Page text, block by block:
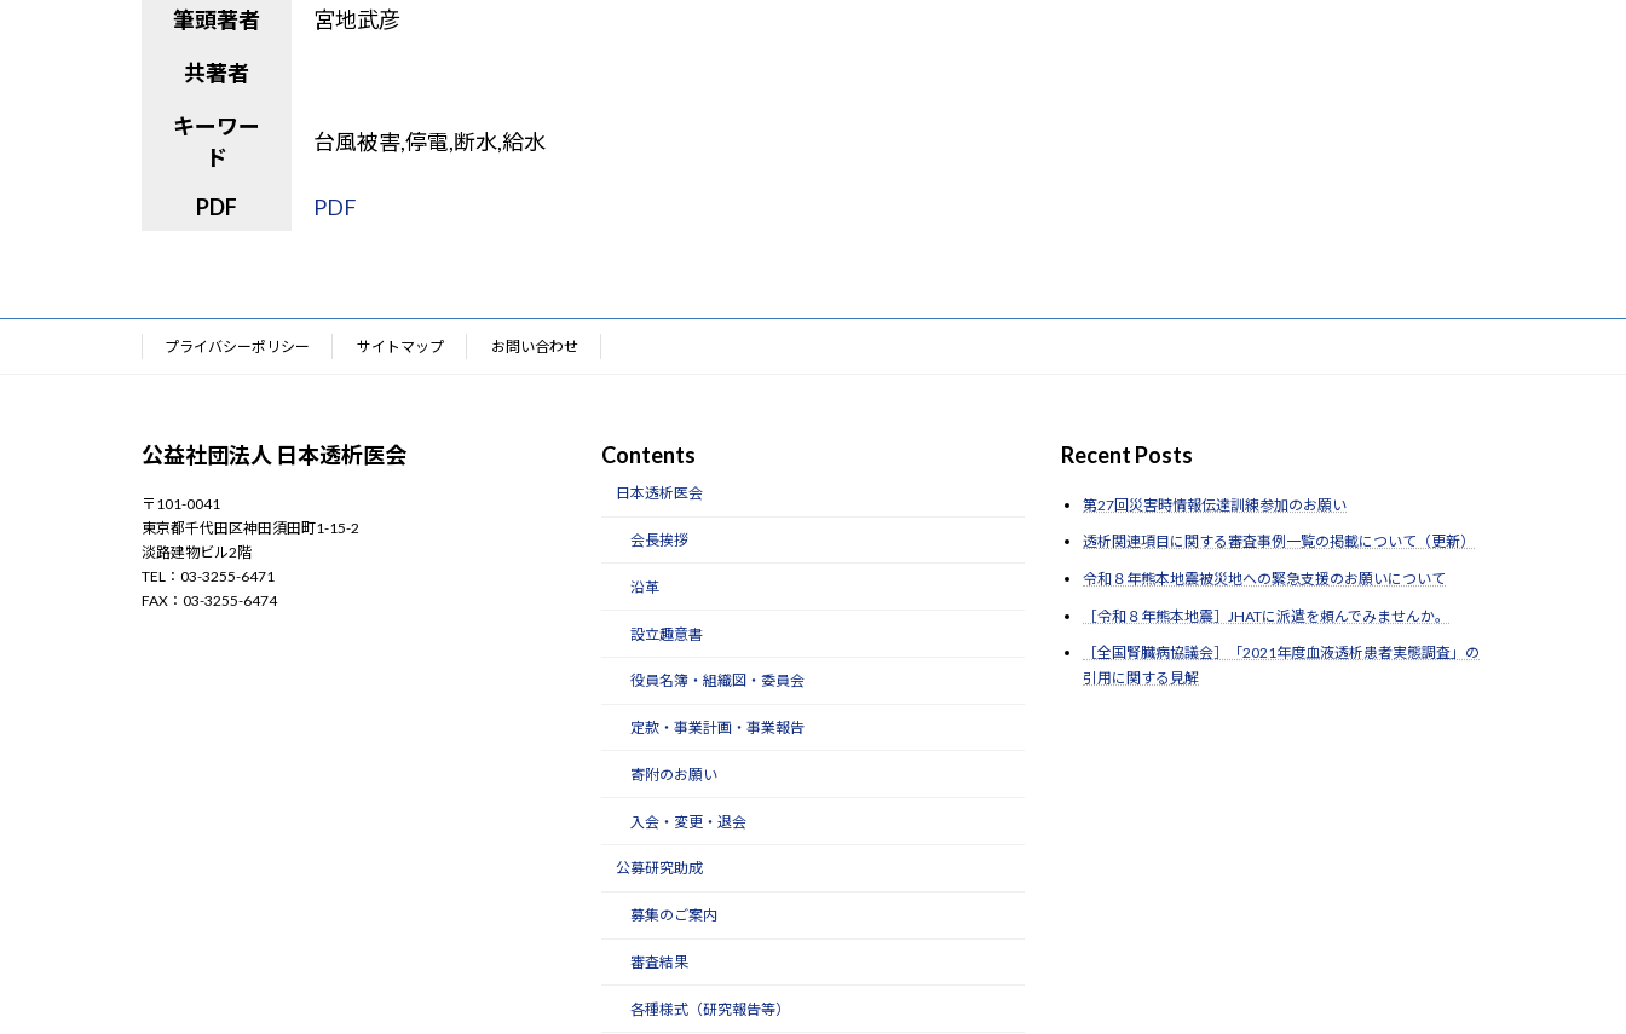
筆頭著者
宮地武彦
共著者
キーワー
ド
台風被害,停電,断水,給水
PDF PDF
プライバシーポリシー サイトマップ お問い合わせ
公益社団法人 日本透析医会
〒101-0041
東京都千代田区神田須田町1-15-2
淡路建物ビル2階
TEL：03-3255-6471
FAX：03-3255-6474
Contents
日本透析医会
会長挨拶
沿革
設立趣意書
役員名簿・組織図・委員会
定款・事業計画・事業報告
寄附のお願い
入会・変更・退会
公募研究助成
募集のご案内
審査結果
各種様式（研究報告等）
Recent Posts
第27回災害時情報伝達訓練参加のお願い
透析関連項目に関する審査事例一覧の掲載について（更新）
令和８年熊本地震被災地への緊急支援のお願いについて
［令和８年熊本地震］JHATに派遣を頼んでみませんか。
［全国腎臓病協議会］「2021年度血液透析患者実態調査」の
引用に関する見解